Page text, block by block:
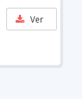
Ver